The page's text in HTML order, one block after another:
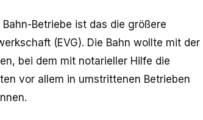
Betriebe ist das die größere
(EVG). Die Bahn wollte mit der
bei dem mit notarieller Hilfe die
vor allem in umstrittenen Betrieben